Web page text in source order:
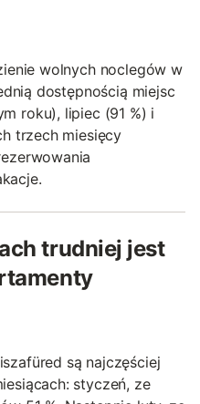
wolnych noclegów w
dostępnością miejsc
roku), lipiec (91 %) i
trzech miesięcy
trudniej jest
są najczęściej
styczeń, ze